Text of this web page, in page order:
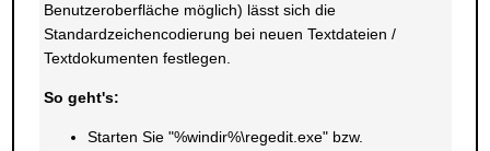
Benutzeroberfläche möglich) lässt sich die
Standardzeichencodierung bei neuen Textdateien /
Textdokumenten festlegen.
So geht's:
Starten Sie "%windir%\regedit.exe" bzw.